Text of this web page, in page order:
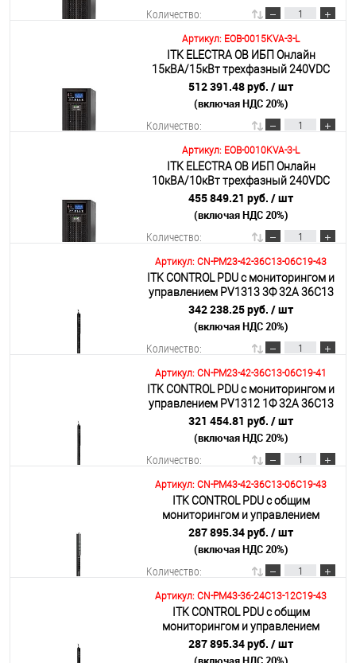
Количество:
В корзину
Подробнее
Артикул: EOB-0015KVA-3-L
ITK ELECTRA OB ИБП Онлайн
15кВА/15кВт трехфазный 240VDC
без АКБ с регулируемым зарядным
устройством
512 391.48 руб. / шт
(включая НДС 20%)
Количество:
В корзину
Подробнее
Артикул: EOB-0010KVA-3-L
ITK ELECTRA OB ИБП Онлайн
10кВА/10кВт трехфазный 240VDC
без АКБ с регулируемым зарядным
устройством
455 849.21 руб. / шт
(включая НДС 20%)
Количество:
В корзину
Подробнее
Артикул: CN-PM23-42-36C13-06C19-43
ITK CONTROL PDU с мониторингом и
управлением PV1313 3Ф 32А 36С13
6С19 кабель 3м IEC60309
342 238.25 руб. / шт
(включая НДС 20%)
Количество:
В корзину
Подробнее
Артикул: CN-PM23-42-36C13-06C19-41
ITK CONTROL PDU с мониторингом и
управлением PV1312 1Ф 32А 36С13
6С19 кабель 3м IEC60309
321 454.81 руб. / шт
(включая НДС 20%)
Количество:
В корзину
Подробнее
Артикул: CN-PM43-42-36C13-06C19-43
ITK CONTROL PDU с общим
мониторингом и управлением
PV1513 3Ф 32А 36С13 6С19 кабель
3м IEC60309
287 895.34 руб. / шт
(включая НДС 20%)
Количество:
В корзину
Подробнее
Артикул: CN-PM43-36-24C13-12C19-43
ITK CONTROL PDU с общим
мониторингом и управлением
PV1513 3Ф 32А 24С13 12С19 кабель
3м IEC60309
287 895.34 руб. / шт